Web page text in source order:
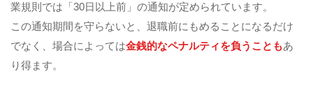
業規則では「30日以上前」の通知が定められています。
この通知期間を守らないと、退職前にもめることになるだけ
でなく、場合によっては金銭的なペナルティを負うこともあ
り得ます。